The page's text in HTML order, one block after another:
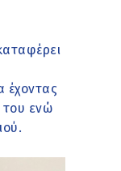
έχοντας
ενώ